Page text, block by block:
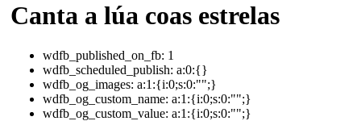
Canta a lúa coas estrelas
wdfb_published_on_fb: 1
wdfb_scheduled_publish: a:0:{}
wdfb_og_images: a:1:{i:0;s:0:"";}
wdfb_og_custom_name: a:1:{i:0;s:0:"";}
wdfb_og_custom_value: a:1:{i:0;s:0:"";}